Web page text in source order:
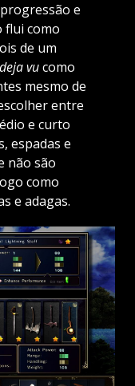
e
flui como
de um
deja vucomo
mesmo de
entre
e curto
espadas e
não são
como
e adagas.